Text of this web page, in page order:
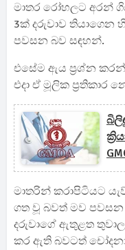
මාතර රෝහලට අරන්
3ක් දරුවාව තියාගෙන
පවසන බව සඳහන්.
එසේම ඇය ප්‍රශ්න
එදා ඒ මූලික
මාතරින් කරාපිටියට
ගත වූ බවත් මව පවසන
දරුවාගේ ඇතුළත
කර ඇති බවටත්